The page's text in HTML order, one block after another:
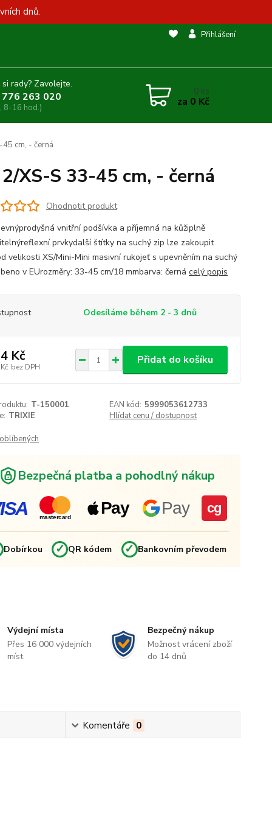
dnů.
Přihlášení
rady? Zavolejte.
263 020
8-16 hod.)
0 ks
za 0 Kč
cm, - černá
XS-S 33-45 cm, - černá
Ohodnotit produkt
vnitřní podšívka a příjemná na kůžiplně
prvkydalší štítky na suchý zip lze zakoupit
velikosti XS/Mini-Mini masivní rukojeť s upevněním na suchý
v EUrozměry: 33-45 cm/18 mmbarva: černá celý popis
Odesíláme během 2 - 3 dnů
Kč
bez DPH
Přidat do košíku
T-150001 EAN kód: 5999053612733
TRIXIE Hlídat cenu / dostupnost
Bezpečná platba a pohodlný nákup
mastercard Pay Pay cg
Dobírkou ✓ QR kódem ✓ Bankovním převodem
Výdejní místa
Přes 16 000 výdejních
míst
Bezpečný nákup
Možnost vrácení zboží
do 14 dnů
Komentáře 0